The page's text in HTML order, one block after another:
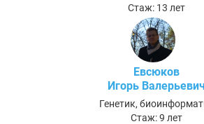
Стаж: 13 лет
Евсюков
Игорь Валерьевич
Генетик,
Стаж: 9 лет